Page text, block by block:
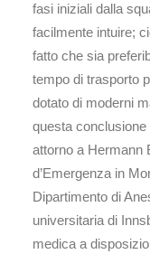
fasi iniziali dalla
facilmente intuire;
fatto che sia
tempo di trasporto
dotato di moderni
questa
attorno a Hermann
d’Emergenza in
Dipartimento di
universitaria di
medica a